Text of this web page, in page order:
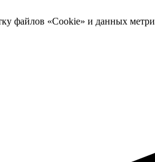
файлов «Cookie» и данных